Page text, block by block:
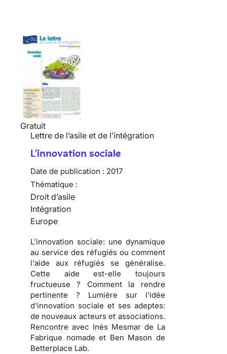
Gratuit
Lettre de l’asile et de l’intégration
L'innovation sociale
Date de publication : 2017
Thématique :
Droit d’asile
Intégration
Europe
L'innovation sociale: une dynamique
au service des réfugiés ou comment
l'aide aux réfugiés se généralise.
Cette aide est-elle toujours
fructueuse ? Comment la rendre
pertinente ? Lumière sur l'idée
d'innovation sociale et ses adeptes:
de nouveaux acteurs et associations.
Rencontre avec Inès Mesmar de La
Fabrique nomade et Ben Mason de
Betterplace Lab.